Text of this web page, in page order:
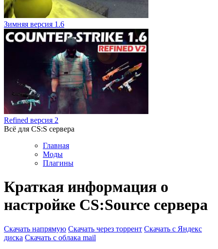
Зимняя версия 1.6
Refined версия 2
Всё для CS:S сервера
Главная
Моды
Плагины
Краткая информация о
настройке CS:Source сервера
Скачать напрямую Скачать через торрент Скачать с Яндекс
диска Скачать с облака mail